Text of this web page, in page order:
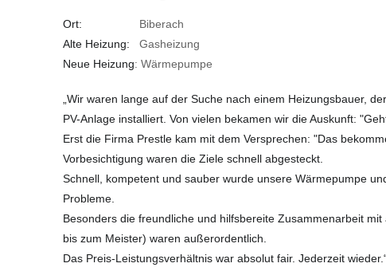
Ort: Biberach
Alte Heizung: Gasheizung
Neue Heizung: Wärmepumpe
„Wir waren lange auf der Suche nach einem Heizungsbauer,
PV-Anlage installiert. Von vielen bekamen wir die Auskunft:
Erst die Firma Prestle kam mit dem Versprechen: "Das
Vorbesichtigung waren die Ziele schnell abgesteckt.
Schnell, kompetent und sauber wurde unsere Wärmepumpe
Probleme.
Besonders die freundliche und hilfsbereite Zusammenarbeit
bis zum Meister) waren außerordentlich.
Das Preis-Leistungsverhältnis war absolut fair. Jederzeit